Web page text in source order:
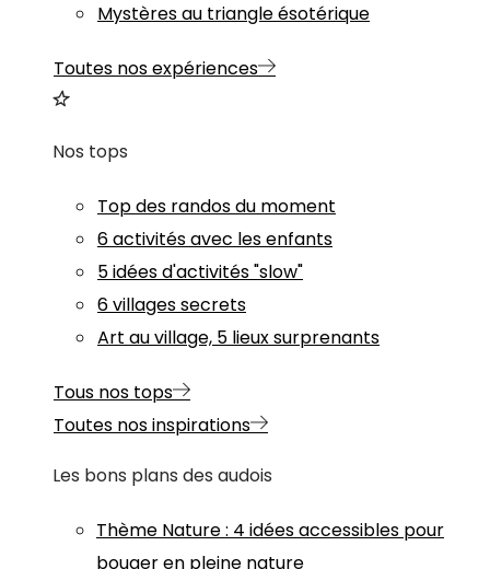
Mystères au triangle ésotérique
Toutes nos expériences
Nos tops
Top des randos du moment
6 activités avec les enfants
5 idées d'activités "slow"
6 villages secrets
Art au village, 5 lieux surprenants
Tous nos tops
Toutes nos inspirations
Les bons plans des audois
Thème Nature: 4 idées accessibles pour
bouger en pleine nature